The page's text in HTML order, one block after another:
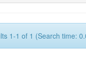
1-1 of 1 (Search time: